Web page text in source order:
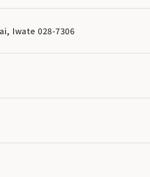
Iwate 028-7306